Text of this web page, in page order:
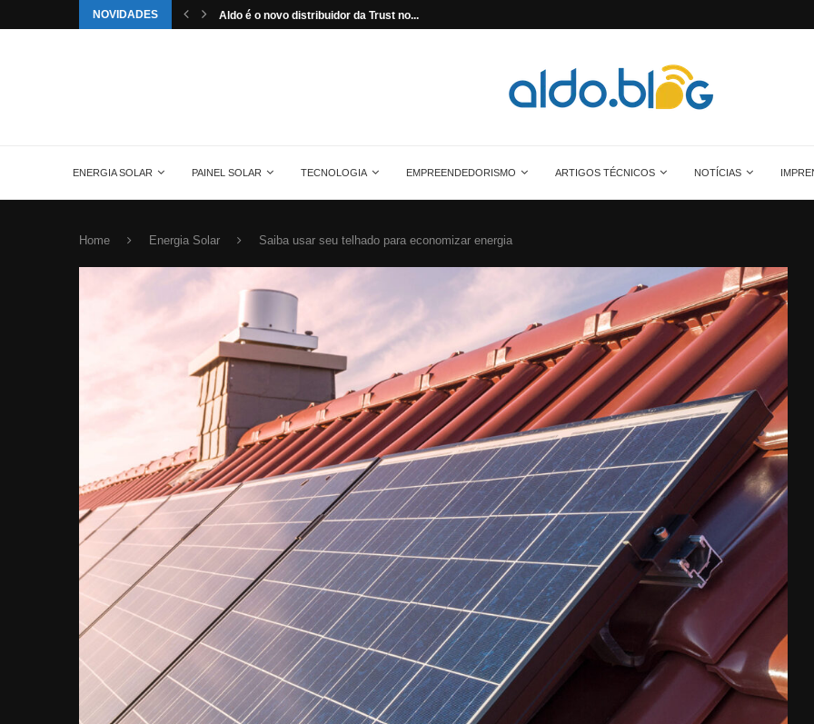
NOVIDADES
pela energia solar nos... Aldo é o novo distribuidor da Trust no...
ENERGIA SOLAR PAINEL SOLAR TECNOLOGIA EMPREENDEDORISMO ARTIGOS TÉCNICOS NOTÍCIAS
Home Energia Solar Saiba usar seu telhado para economizar energia